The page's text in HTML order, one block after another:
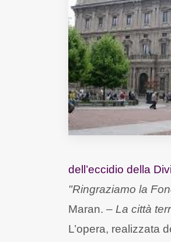
EDB edizioni - Via Brivio angolo C.
Imbonati, 89 20159 Milano (Italia)
Informativa sulla privacy
dell’eccidio della
"Ringraziamo la
Maran. – La città
L’opera, realizzata